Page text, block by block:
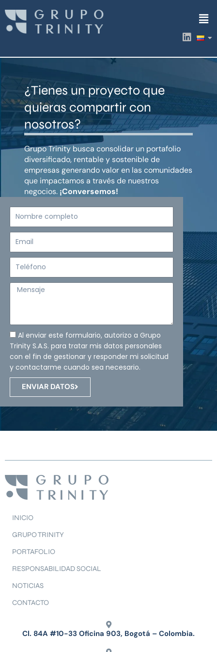
contenido
L
i
k
i
¿Tienes un proyecto que
quieras compartir con
nosotros?
Grupo Trinity busca consolidar un portafolio
diversificado, rentable y sostenible de
empresas generando valor en las comunidades
que impactamos a través de nuestros
negocios. ¡Conversemos!
Mensaje
Al enviar este formulario, autorizo a Grupo
Trinity S.A.S. para tratar mis datos personales
con el fin de gestionar y responder mi solicitud
y contactarme cuando sea necesario.
ENVIAR DATOS
INICIO
GRUPO TRINITY
PORTAFOLIO
RESPONSABILIDAD SOCIAL
NOTICIAS
CONTACTO
Cl. 84A #10-33 Oficina 903, Bogotá – Colombia.